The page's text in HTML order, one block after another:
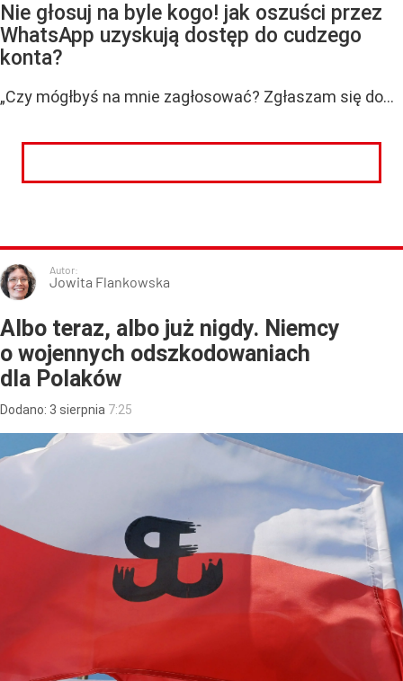
Nie głosuj na byle kogo! jak oszuści przez
WhatsApp uzyskują dostęp do cudzego
konta?
„Czy mógłbyś na mnie zagłosować? Zgłaszam się do...
Autor:
Jowita Flankowska
Albo teraz, albo już nigdy. Niemcy
o wojennych odszkodowaniach
dla Polaków
Dodano: 3 sierpnia 7:25